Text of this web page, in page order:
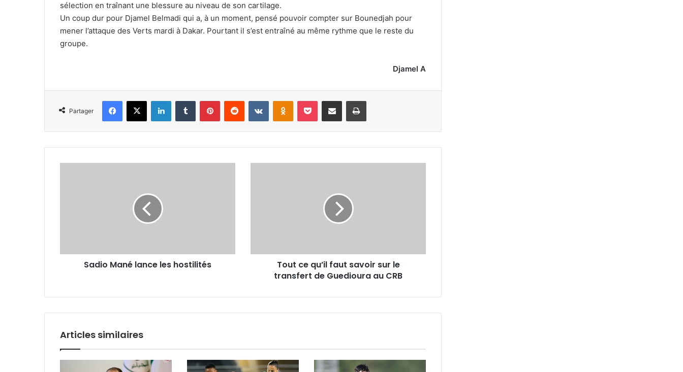
sélection en traînant une blessure au niveau de son cartilage.
Un coup dur pour Djamel Belmadi qui a, à un moment, pensé pouvoir compter sur Bounedjah pour
mener l’attaque des Verts mardi à Dakar. Pourtant il s’est entraîné au même rythme que le reste du
groupe.
Djamel A
Partager
Facebook
X LinkedinTumblr PinterestReddit VKontakteOdnoklassniki
Pocket Partager par email Imprimer
Sadio Mané lance les hostilités
de
GuediouraTout ce qu’il faut savoir sur le
transfert de Guedioura au CRB
Articles similaires